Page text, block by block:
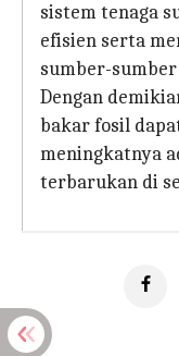
sistem tenaga
efisien serta
sumber-
Dengan
bakar fosil
meningkatnya
terbarukan di